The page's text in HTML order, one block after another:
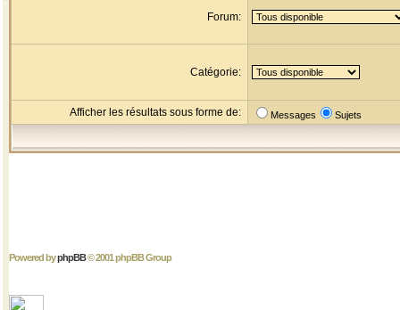
Forum:
Catégorie:
Afficher les résultats sous forme de: Messages Sujets
Powered byphpBB© 2001 phpBB Group